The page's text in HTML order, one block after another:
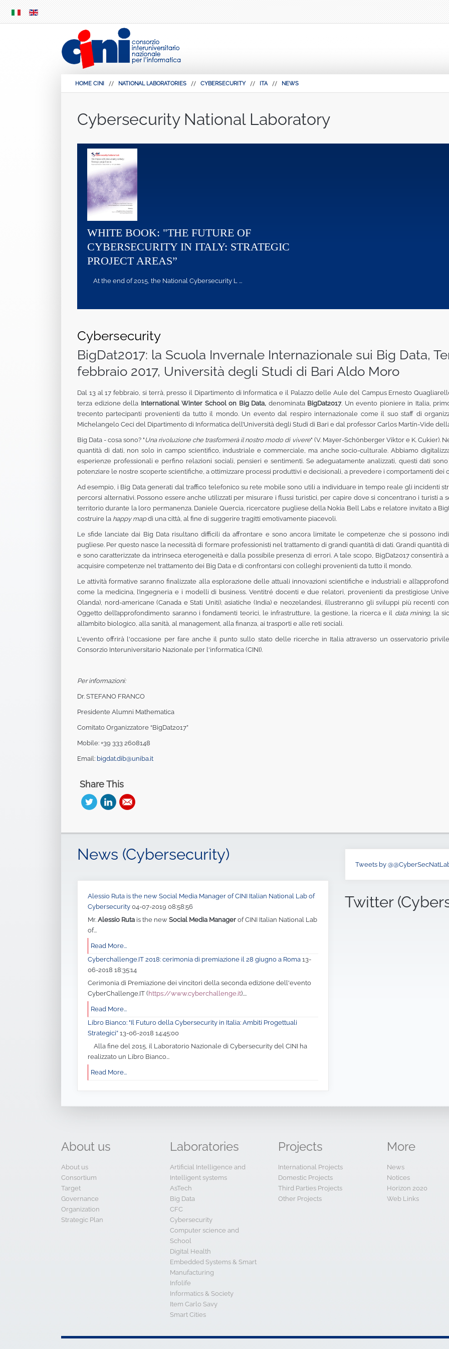
MENU
HOME CINI NATIONAL LABORATORIES CYBERSECURITY ITA NEWS
Cybersecurity National Laboratory
WHITE BOOK: "THE FUTURE OF
CYBERSECURITY IN ITALY: STRATEGIC
PROJECT AREAS”
At the end of 2015, the National Cybersecurity L ...
Cybersecurity
BigDat2017: la Scuola Invernale Internazionale sui Big Data,
febbraio 2017, Università degli Studi di Bari Aldo Moro
Dal 13 al 17 febbraio, si terrà, presso il Dipartimento di Informatica e il Palazzo delle Aule del Campus Ernesto
terza edizione della International Winter School on Big Data, denominata BigDat2017. Un evento pioniere in Italia,
trecento partecipanti provenienti da tutto il mondo. Un evento dal respiro internazionale come il suo staff di
Michelangelo Ceci del Dipartimento di Informatica dell’Università degli Studi di Bari e dal professor Carlos Martín-Vide
Big Data - cosa sono? " Una rivoluzione che trasformerà il nostro modo di vivere" (V. Mayer-Schönberger Viktor e K. Cukier).
quantità di dati, non solo in campo scientifico, industriale e commerciale, ma anche socio-culturale. Abbiamo
esperienze professionali e perfino relazioni sociali, pensieri e sentimenti. Se adeguatamente analizzati, questi dati
potenziare le nostre scoperte scientifiche, a ottimizzare processi produttivi e decisionali, a prevedere i comportamenti dei
Ad esempio, i Big Data generati dal traffico telefonico su rete mobile sono utili a individuare in tempo reale gli incidenti
percorsi alternativi. Possono essere anche utilizzati per misurare i flussi turistici, per capire dove si concentrano i turisti
territorio durante la loro permanenza. Daniele Quercia, ricercatore pugliese della Nokia Bell Labs e relatore invitato a
costruire la happy mapdi una città, al fine di suggerire tragitti emotivamente piacevoli.
Le sfide lanciate dai Big Data risultano difficili da affrontare e sono ancora limitate le competenze che si possono
pugliese. Per questo nasce la necessità di formare professionisti nel trattamento di grandi quantità di dati. Grandi
e sono caratterizzate da intrinseca eterogeneità e dalla possibile presenza di errori. A tale scopo, BigDat2017
acquisire competenze nel trattamento dei Big Data e di confrontarsi con colleghi provenienti da tutto il mondo.
Le attività formative saranno finalizzate alla esplorazione delle attuali innovazioni scientifiche e industriali e
come la medicina, l’ingegneria e i modelli di business. Ventitré docenti e due relatori, provenienti da prestigiose
Olanda), nord-americane (Canada e Stati Uniti), asiatiche (India) e neozelandesi, illustreranno gli sviluppi più recenti
Oggetto dell’approfondimento saranno i fondamenti teorici, le infrastrutture, la gestione, la ricerca e il data mining, la
all’ambito biologico, alla sanità, al management, alla finanza, ai trasporti e alle reti sociali.
L'evento offrirà l'occasione per fare anche il punto sullo stato delle ricerche in Italia attraverso un osservatorio
Consorzio Interuniversitario Nazionale per l'informatica (CINI).
Per informazioni:
Dr. STEFANO FRANCO
Presidente Alumni Mathematica
Comitato Organizzatore “BigDat2017”
Mobile: +39 333 2608148
Email: bigdat.dib@uniba.it
Share This
News (Cybersecurity)
Alessio Ruta is the new Social Media Manager of CINI Italian National Lab of
Cybersecurity 04-07-2019 08:58:56
Mr. Alessio Ruta is the new Social Media Manager of CINI Italian National Lab
of...
Read More...
Cyberchallenge.IT 2018: cerimonia di premiazione il 28 giugno a Roma 13-
06-2018 18:35:14
Cerimonia di Premiazione dei vincitori della seconda edizione dell'evento
CyberChallenge.IT ( https://www.cyberchallenge.it)....
Read More...
Libro Bianco: "Il Futuro della Cybersecurity in Italia: Ambiti Progettuali
Strategici” 13-06-2018 14:45:00
Alla fine del 2015, il Laboratorio Nazionale di Cybersecurity del CINI ha
realizzato un Libro Bianco...
Read More...
Tweets by
Twitter
About us
About us
Consortium
Target
Governance
Organization
Strategic Plan
Laboratories
Artificial Intelligence and
Intelligent systems
AsTech
Big Data
CFC
Cybersecurity
Computer science and
School
Digital Health
Embedded Systems & Smart
Manufacturing
Infolife
Informatics & Society
Item Carlo Savy
Smart Cities
Projects
International Projects
Domestic Projects
Third Parties Projects
Other Projects
More
News
Notices
Horizon 2020
Web Links